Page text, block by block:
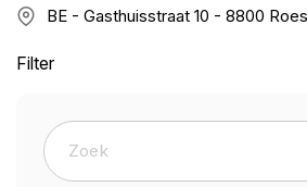
BE - Gasthuisstraat 10 - 8800
Filter